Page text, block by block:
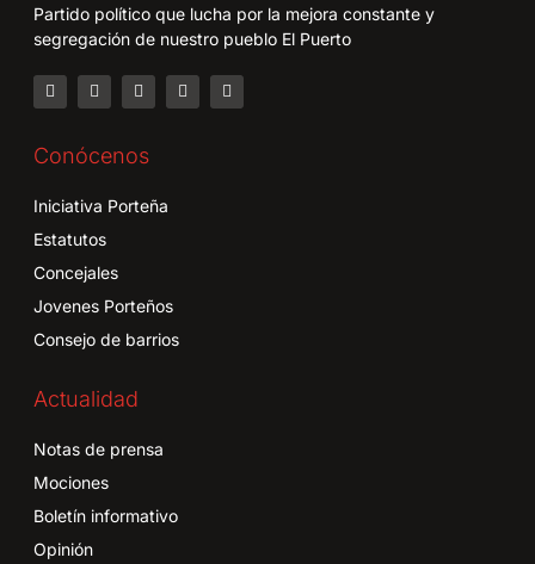
Partido político que lucha por la mejora constante y
segregación de nuestro pueblo El Puerto
Conócenos
Iniciativa Porteña
Estatutos
Concejales
Jovenes Porteños
Consejo de barrios
Actualidad
Notas de prensa
Mociones
Boletín informativo
Opinión